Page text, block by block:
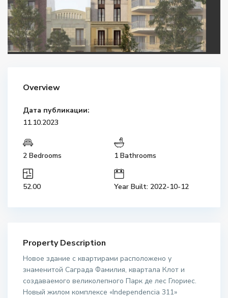
Overview
Дата публикации:
11.10.2023
2 Bedrooms 1 Bathrooms
52.00 Year Built: 2022-10-12
Property Description
Новое здание с квартирами расположено у
знаменитой Саграда Фамилия, квартала Клот и
создаваемого великолепного Парк де лес Глориес.
Новый жилом комплексе «Independencia 311»